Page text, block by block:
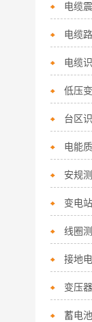
电缆
电缆
电缆
低压
台区
电能
安规
变电
线圈
接地
变压
蓄电